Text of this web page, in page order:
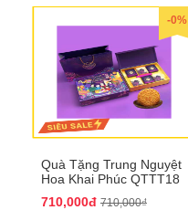
-0%
Quà Tặng Trung Nguyệt
Hoa Khai Phúc QTTT18
710,000đ 710,000₫